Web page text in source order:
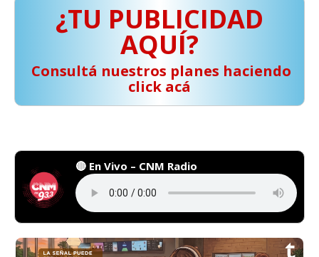
¿TU PUBLICIDAD
AQUÍ?
️ Consultá nuestros planes haciendo
click acá
🔴 En Vivo – CNM Radio